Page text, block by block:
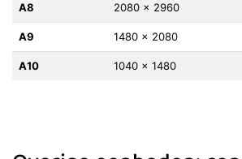
A8 2080 x 2960
A9 1480 x 2080
A10 1040 x 1480